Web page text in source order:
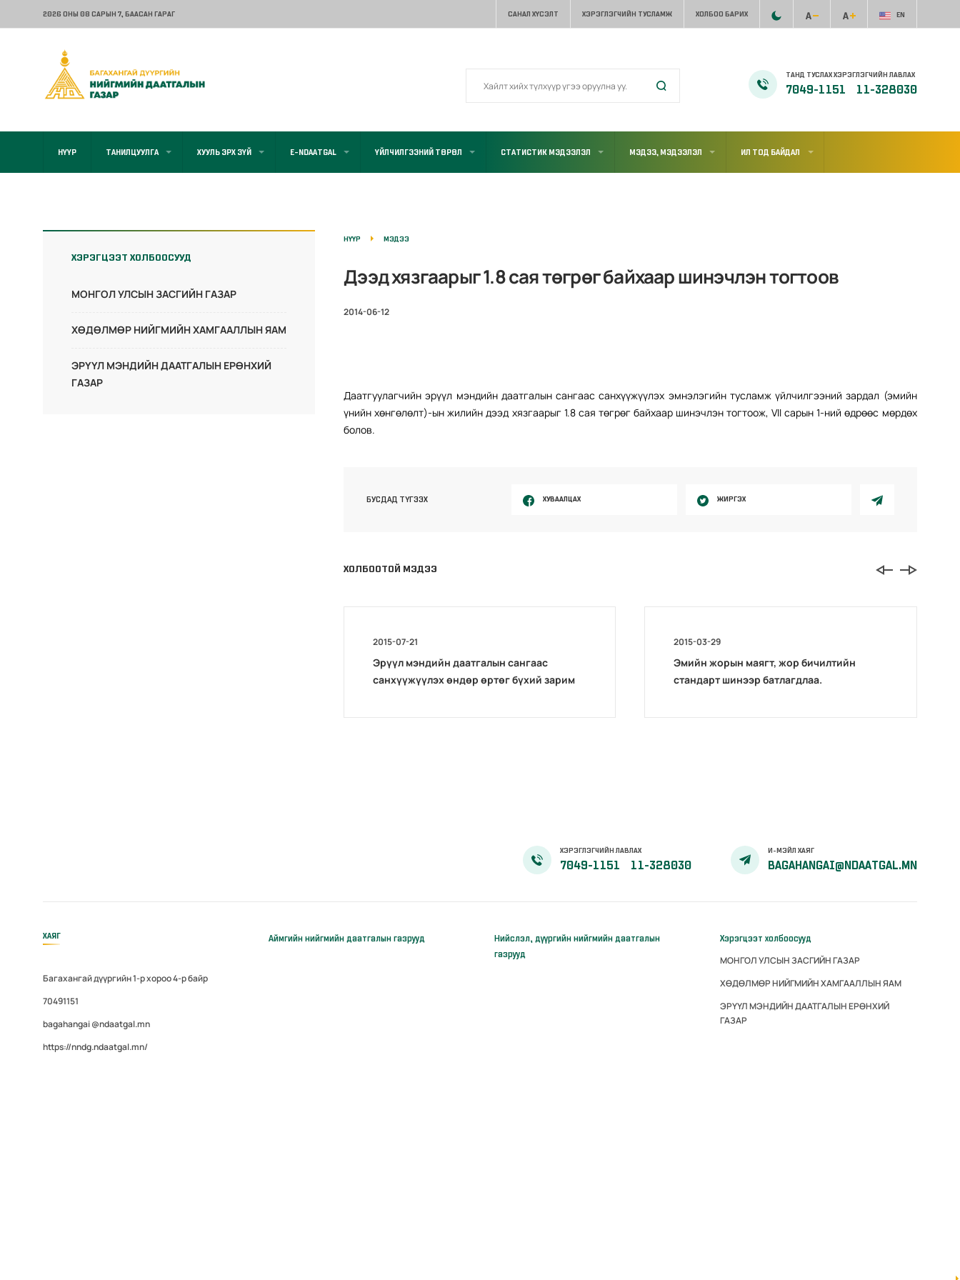
2026 ОНЫ 08 САРЫН 7, БААСАН ГАРАГ САНАЛ ХҮСЭЛТ ХЭРЭГЛЭГЧИЙН ТУСЛАМЖ ХОЛБОО БАРИХ EN
ТАНД ТУСЛАХ ХЭРЭГЛЭГЧИЙН ЛАВЛАХ
7049-1151 11-328030
НҮҮР ТАНИЛЦУУЛГА ХУУЛЬ ЭРХ ЗҮЙ E-NDAATGAL ҮЙЛЧИЛГЭЭНИЙ ТӨРӨЛ СТАТИСТИК МЭДЭЭЛЭЛ МЭДЭЭ, МЭДЭЭЛЭЛ ИЛ ТОД БАЙДАЛ
ХЭРЭГЦЭЭТ ХОЛБООСУУД
МОНГОЛ УЛСЫН ЗАСГИЙН ГАЗАР
ХӨДӨЛМӨР НИЙГМИЙН ХАМГААЛЛЫН ЯАМ
ЭРҮҮЛ МЭНДИЙН ДААТГАЛЫН ЕРӨНХИЙ
ГАЗАР
НҮҮР МЭДЭЭ
Дээд хязгаарыг 1.8 сая төгрөг байхаар шинэчлэн тогтоов
2014-06-12
Даатгуулагчийн эрүүл мэндийн даатгалын сангаас санхүүжүүлэх эмнэлэгийн тусламж үйлчилгээний зардал (эмийн
үнийн хөнгөлөлт)-ын жилийн дээд хязгаарыг 1.8 сая төгрөг байхаар шинэчлэн тогтоож, VII сарын 1-ний өдрөөс мөрдөх
болов.
БУСДАД ТҮГЭЭХ ХУВААЛЦАХ ЖИРГЭХ
ХОЛБООТОЙ МЭДЭЭ
2015-07-21
Эрүүл мэндийн даатгалын сангаас
санхүүжүүлэх өндөр өртөг бүхий зарим
2015-03-29
Эмийн жорын маягт, жор бичилтийн
стандарт шинээр батлагдлаа.
ХЭРЭГЛЭГЧИЙН ЛАВЛАХ
7049-1151 11-328030
И-МЭЙЛ ХАЯГ
BAGAHANGAI@NDAATGAL.MN
ХАЯГ
Багахангай дүүргийн 1-р хороо 4-р байр
70491151
bagahangai @ndaatgal.mn
https://nndg.ndaatgal.mn/
Аймгийн нийгмийн даатгалын газрууд
Нийслэл, дүүргийн нийгмийн даатгалын
газрууд
Хэрэгцээт холбоосууд
МОНГОЛ УЛСЫН ЗАСГИЙН ГАЗАР
ХӨДӨЛМӨР НИЙГМИЙН ХАМГААЛЛЫН ЯАМ
ЭРҮҮЛ МЭНДИЙН ДААТГАЛЫН ЕРӨНХИЙ
ГАЗАР